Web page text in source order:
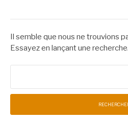
Il semble que nous ne trouvions
Essayez en lançant une recherche.